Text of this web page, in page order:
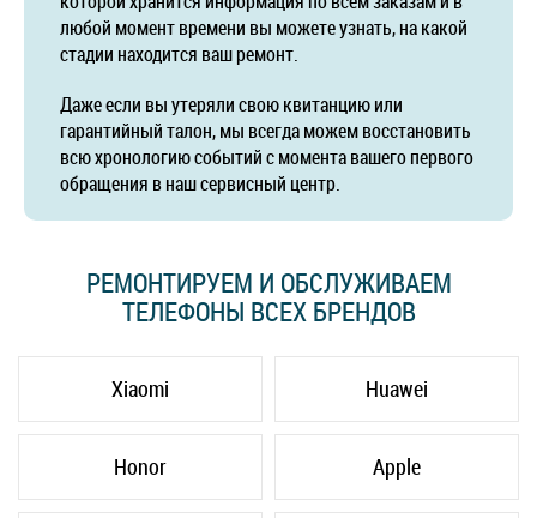
любой момент времени вы можете узнать, на какой
стадии находится ваш ремонт.
Даже если вы утеряли свою квитанцию или
гарантийный талон, мы всегда можем восстановить
всю хронологию событий с момента вашего первого
обращения в наш сервисный центр.
РЕМОНТИРУЕМ И ОБСЛУЖИВАЕМ
ТЕЛЕФОНЫ ВСЕХ БРЕНДОВ
Xiaomi Huawei
Honor Apple